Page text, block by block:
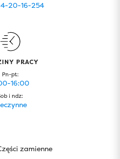
20-16-254
PRACY
Pn-pt:
16:00
i ndz:
zamienne